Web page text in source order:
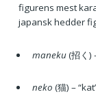
figurens mest
japansk hedder
maneku(招く)
neko (猫) –